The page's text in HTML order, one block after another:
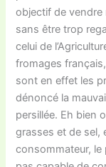
objectif de
sans être trop
celui de
fromages
sont en effet les
dénoncé la
persillée. Eh bien
grasses et de sel,
consommateur, le